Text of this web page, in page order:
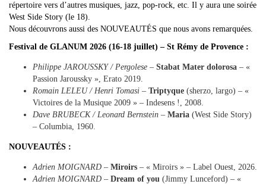
répertoire vers d’autres musiques, jazz, pop-rock, etc. Il y aura une soirée
West Side Story (le 18).
Nous découvrons aussi des NOUVEAUTÉS que nous avons remarquées.
Festival de GLANUM 2026 (16-18 juillet) – St Rémy de Provence :
Philippe JAROUSSKY / Pergolese – Stabat Mater dolorosa – «
Passion Jaroussky », Erato 2019.
Romain LELEU / Henri Tomasi – Triptyque (sherzo, largo) – «
Victoires de la Musique 2009 » – Indesens !, 2008.
Dave BRUBECK / Leonard Bernstein – Maria (West Side Story)
– Columbia, 1960.
NOUVEAUTÉS :
Adrien MOIGNARD – Miroirs – « Miroirs » – Label Ouest, 2026.
Adrien MOIGNARD – Dream of you (Jimmy Lunceford) – «